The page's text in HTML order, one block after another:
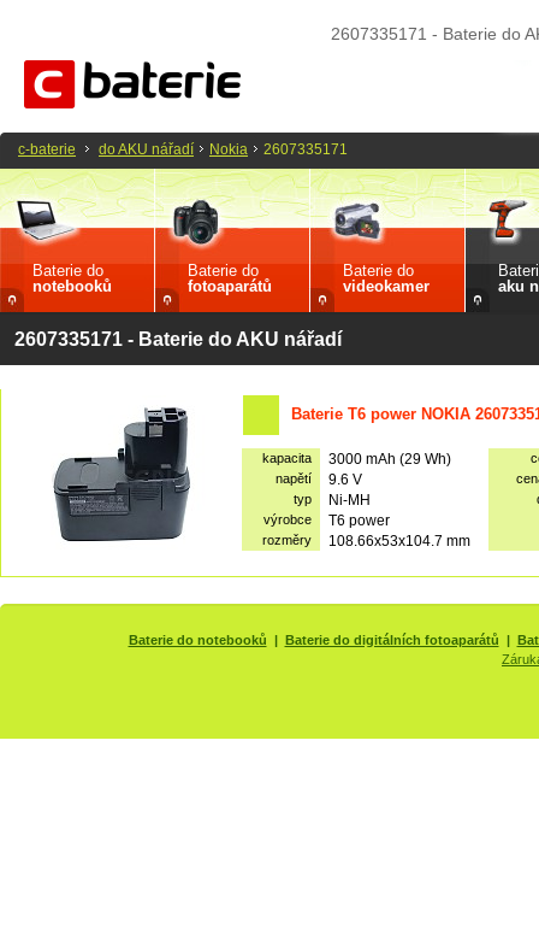
2607335171 - Baterie do
Baterie do
notebooků
Baterie do
fotoaparátů
Baterie do
videokamer
aku
2607335171 - Baterie do AKU nářadí
Baterie T6 power NOKIA
kapacita 3000 mAh (29 Wh)
napětí
9.6 V
typ
Ni-MH
výrobce
T6 power
rozměry 108.66x53x104.7 mm
c-baterie do AKU nářadí Nokia 2607335171
Baterie do notebooků | Baterie do digitálních fotoaparátů |